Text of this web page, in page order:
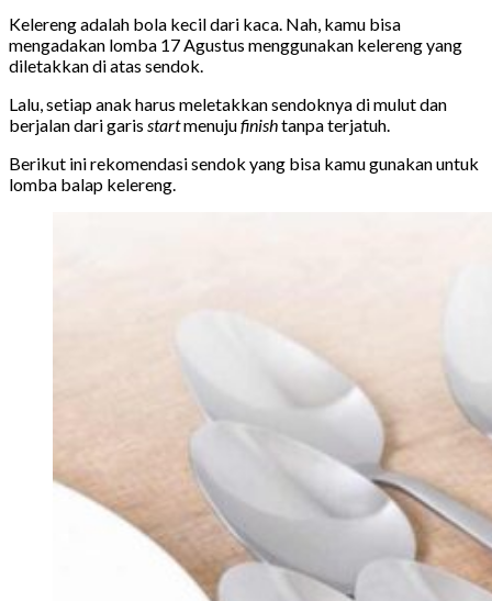
Kelereng adalah bola kecil dari kaca. Nah, kamu bisa
mengadakan lomba 17 Agustus menggunakan kelereng yang
diletakkan di atas sendok.
Lalu, setiap anak harus meletakkan sendoknya di mulut dan
berjalan dari garis startmenujufinishtanpa terjatuh.
Berikut ini rekomendasi sendok yang bisa kamu gunakan untuk
lomba balap kelereng.